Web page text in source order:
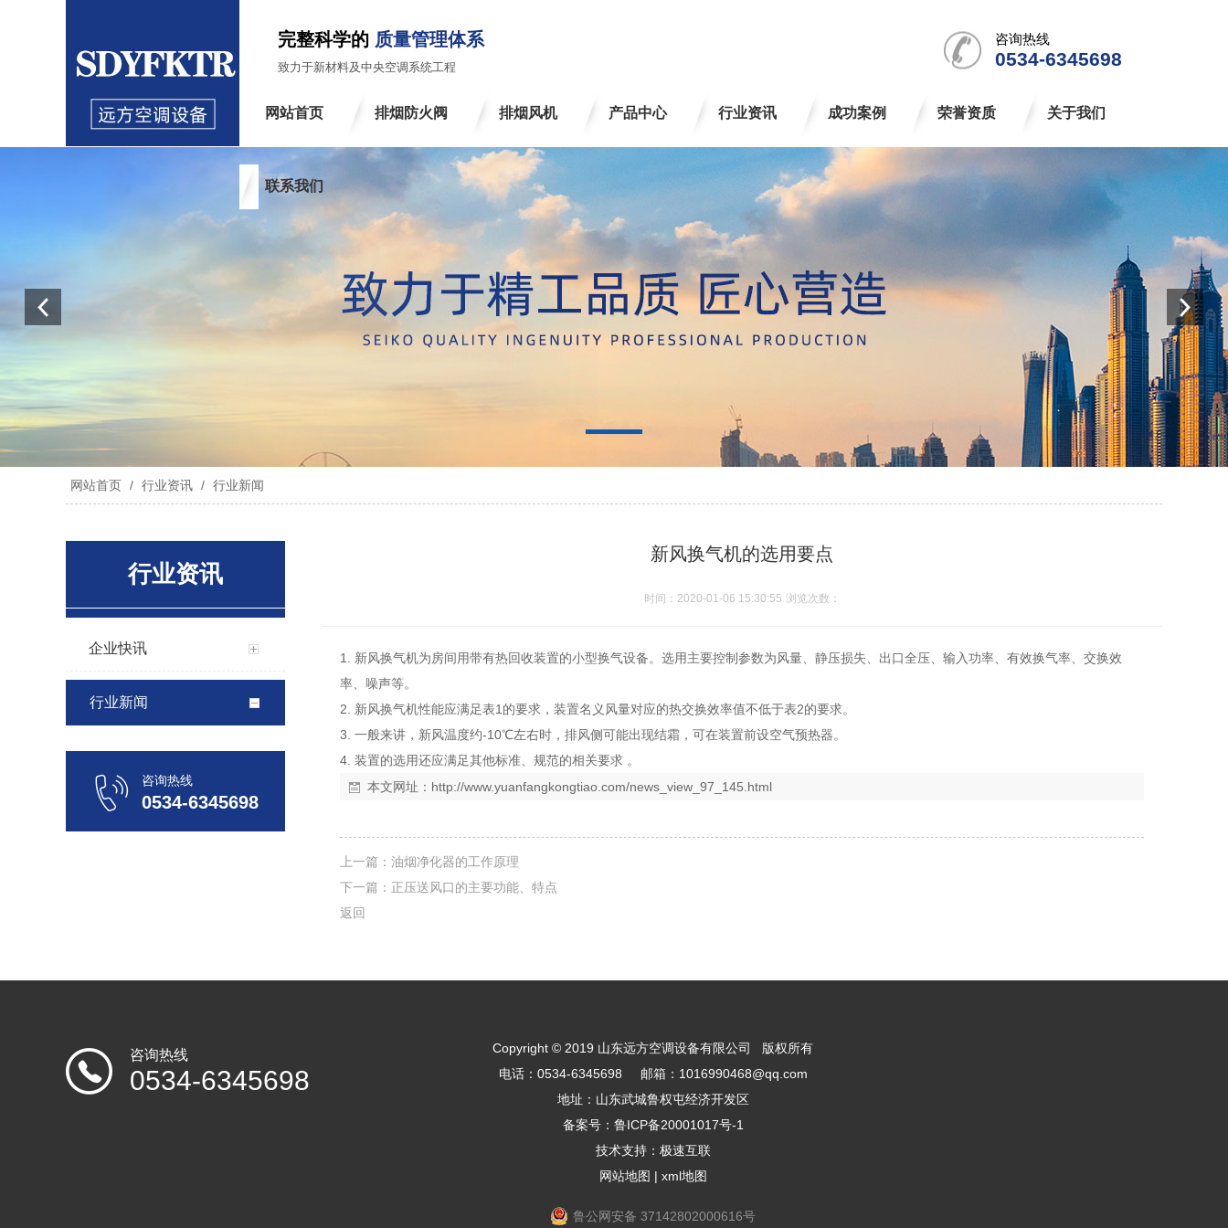
完整科学的 质量管理体系
致力于新材料及中央空调系统工程
咨询热线
0534-6345698
网站首页 排烟防火阀 排烟风机 产品中心 行业资讯 成功案例 荣誉资质 关于我们
联系我们
网站首页 / 行业资讯 / 行业新闻
行业资讯
企业快讯
行业新闻
咨询热线
0534-6345698
新风换气机的选用要点
时间：2020-01-06 15:30:55 浏览次数：
1. 新风换气机为房间用带有热回收装置的小型换气设备。选用主要控制参数为风量、静压损失、出口全压、输入功率、有效换气率、交换效
率、噪声等。
2. 新风换气机性能应满足表1的要求，装置名义风量对应的热交换效率值不低于表2的要求。
3. 一般来讲，新风温度约-10℃左右时，排风侧可能出现结霜，可在装置前设空气预热器。
4. 装置的选用还应满足其他标准、规范的相关要求 。
本文网址： http://www.yuanfangkongtiao.com/news_view_97_145.html
上一篇： 油烟净化器的工作原理
下一篇： 正压送风口的主要功能、特点
返回
咨询热线
0534-6345698
Copyright © 2019 山东远方空调设备有限公司 版权所有
电话：0534-6345698 邮箱：1016990468@qq.com
地址：山东武城鲁权屯经济开发区
备案号： 鲁ICP备20001017号-1
技术支持： 极速互联
网站地图 | xml地图
鲁公网安备 37142802000616号